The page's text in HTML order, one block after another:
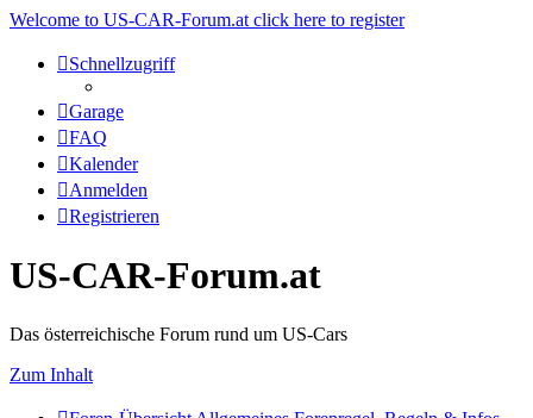
Welcome to US-CAR-Forum.at click here to register
Schnellzugriff
Garage
FAQ
Kalender
Anmelden
Registrieren
US-CAR-Forum.at
Das österreichische Forum rund um US-Cars
Zum Inhalt